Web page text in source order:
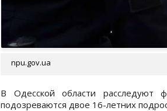
npu.gov.ua
В Одесской области расследуют
подозреваются двое 16-летних